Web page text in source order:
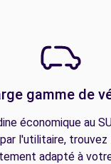
gamme de
économique au
l'utilitaire, trouvez
adapté à